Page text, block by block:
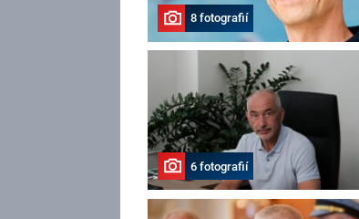
8 fotografií
6 fotografií